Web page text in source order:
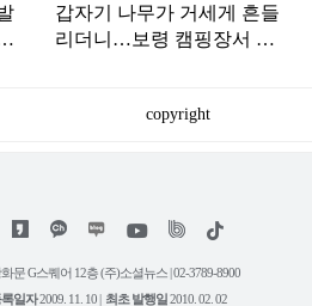
갑자기 나무가 거세게 흔들
리더니…보령 캠핑장서 일
copyright
위
트
틱
문 G스퀘어 12층 (주)소셜뉴스 | 02-3789-8900
일자2009. 11. 10 | 최초 발행일2010. 02. 02